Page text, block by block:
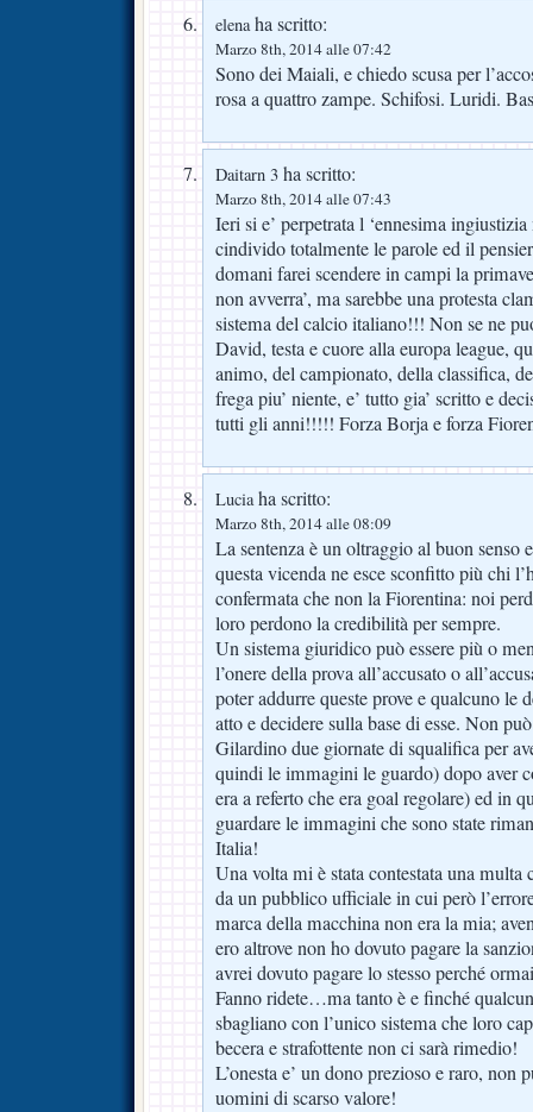
elenaha scritto:
Marzo 8th, 2014 alle 07:42
Sono dei Maiali, e chiedo scusa per
rosa a quattro zampe. Schifosi. Luridi.
Daitarn 3 ha scritto:
Marzo 8th, 2014 alle 07:43
Ieri si e’ perpetrata l ‘ennesima
cindivido totalmente le parole ed il
domani farei scendere in campi la
non avverra’, ma sarebbe una protesta
sistema del calcio italiano!!! Non se ne
David, testa e cuore alla europa league,
animo, del campionato, della classifica,
frega piu’ niente, e’ tutto gia’ scritto e
tutti gli anni!!!!! Forza Borja e forza
Luciaha scritto:
Marzo 8th, 2014 alle 08:09
La sentenza è un oltraggio al buon senso
questa vicenda ne esce sconfitto più chi
confermata che non la Fiorentina: noi
loro perdono la credibilità per sempre.
Un sistema giuridico può essere più o
l’onere della prova all’accusato o
poter addurre queste prove e qualcuno le
atto e decidere sulla base di esse. Non
Gilardino due giornate di squalifica per
quindi le immagini le guardo) dopo aver
era a referto che era goal regolare) ed in
guardare le immagini che sono state
Italia!
Una volta mi è stata contestata una
da un pubblico ufficiale in cui però
marca della macchina non era la mia;
ero altrove non ho dovuto pagare la
avrei dovuto pagare lo stesso perché
Fanno ridete…ma tanto è e finché
sbagliano con l’unico sistema che loro
becera e strafottente non ci sarà rimedio!
L’onesta e’ un dono prezioso e raro, non
uomini di scarso valore!